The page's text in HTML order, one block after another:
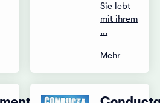
Sie lebt
mit ihrem
...
Mehr